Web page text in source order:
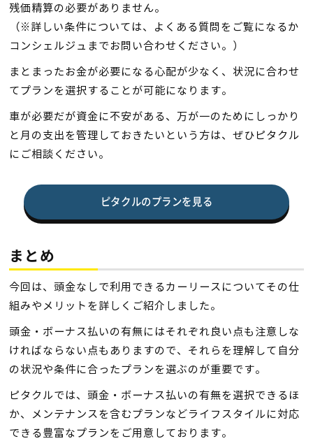
残価精算の必要がありません。
（※詳しい条件については、よくある質問をご覧になるか
コンシェルジュまでお問い合わせください。）
まとまったお金が必要になる心配が少なく、状況に合わせ
てプランを選択することが可能になります。
車が必要だが資金に不安がある、万が一のためにしっかり
と月の支出を管理しておきたいという方は、ぜひピタクル
にご相談ください。
ピタクルのプランを見る
まとめ
今回は、頭金なしで利用できるカーリースについてその仕
組みやメリットを詳しくご紹介しました。
頭金・ボーナス払いの有無にはそれぞれ良い点も注意しな
ければならない点もありますので、それらを理解して自分
の状況や条件に合ったプランを選ぶのが重要です。
ピタクルでは、頭金・ボーナス払いの有無を選択できるほ
か、メンテナンスを含むプランなどライフスタイルに対応
できる豊富なプランをご用意しております。